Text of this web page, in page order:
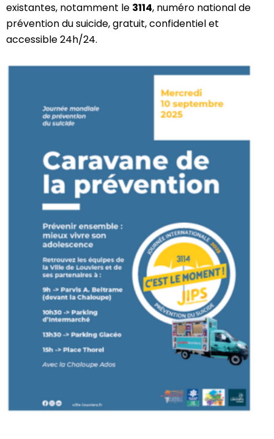
existantes, notamment le 3114, numéro national de
prévention du suicide, gratuit, confidentiel et
accessible 24h/24.